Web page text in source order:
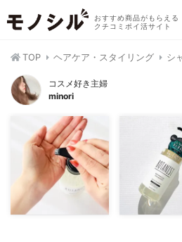
おすすめ商品がもらえる
クチコミポイ活サイト
TOP ヘアケア・スタイリング シ
コスメ好き主婦
minori